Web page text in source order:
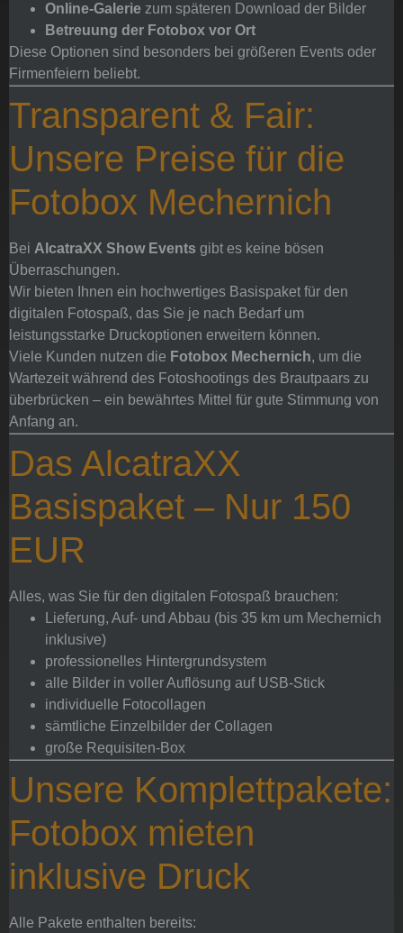
Online-Galerie zum späteren Download der Bilder
Betreuung der Fotobox vor Ort
Diese Optionen sind besonders bei größeren Events oder
Firmenfeiern beliebt.
Transparent & Fair:
Unsere Preise für die
Fotobox Mechernich
Bei AlcatraXX Show Events gibt es keine bösen
Überraschungen.
Wir bieten Ihnen ein hochwertiges Basispaket für den
digitalen Fotospaß, das Sie je nach Bedarf um
leistungsstarke Druckoptionen erweitern können.
Viele Kunden nutzen die Fotobox Mechernich, um die
Wartezeit während des Fotoshootings des Brautpaars zu
überbrücken – ein bewährtes Mittel für gute Stimmung von
Anfang an.
Das AlcatraXX
Basispaket – Nur 150
EUR
Alles, was Sie für den digitalen Fotospaß brauchen:
Lieferung, Auf- und Abbau (bis 35 km um Mechernich
inklusive)
professionelles Hintergrundsystem
alle Bilder in voller Auflösung auf USB-Stick
individuelle Fotocollagen
sämtliche Einzelbilder der Collagen
große Requisiten-Box
Unsere Komplettpakete:
Fotobox mieten
inklusive Druck
Alle Pakete enthalten bereits: